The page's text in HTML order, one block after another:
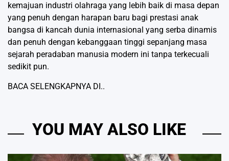
kemajuan industri olahraga yang lebih baik di masa depan
yang penuh dengan harapan baru bagi prestasi anak
bangsa di kancah dunia internasional yang serba dinamis
dan penuh dengan kebanggaan tinggi sepanjang masa
sejarah peradaban manusia modern ini tanpa terkecuali
sedikit pun.
BACA SELENGKAPNYA DI..
YOU MAY ALSO LIKE